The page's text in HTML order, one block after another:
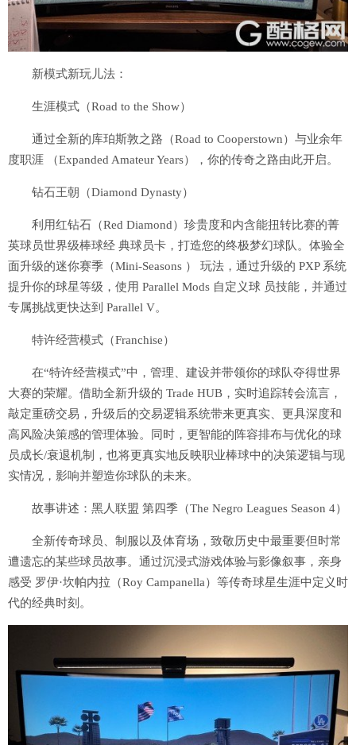
新模式新玩儿法：
生涯模式（Road to the Show）
通过全新的库珀斯敦之路（Road to Cooperstown）与业余年
度职涯 （Expanded Amateur Years），你的传奇之路由此开启。
钻石王朝（Diamond Dynasty）
利用红钻石（Red Diamond）珍贵度和内含能扭转比赛的菁
英球员世界级棒球经 典球员卡，打造您的终极梦幻球队。体验全
面升级的迷你赛季（Mini-Seasons ） 玩法，通过升级的 PXP 系统
提升你的球星等级，使用 Parallel Mods 自定义球 员技能，并通过
专属挑战更快达到 Parallel V。
特许经营模式（Franchise）
在“特许经营模式”中，管理、建设并带领你的球队夺得世界
大赛的荣耀。借助全新升级的 Trade HUB，实时追踪转会流言，
敲定重磅交易，升级后的交易逻辑系统带来更真实、更具深度和
高风险决策感的管理体验。同时，更智能的阵容排布与优化的球
员成长/衰退机制，也将更真实地反映职业棒球中的决策逻辑与现
实情况，影响并塑造你球队的未来。
故事讲述：黑人联盟 第四季（The Negro Leagues Season 4）
全新传奇球员、制服以及体育场，致敬历史中最重要但时常
遭遗忘的某些球员故事。通过沉浸式游戏体验与影像叙事，亲身
感受 罗伊·坎帕内拉（Roy Campanella）等传奇球星生涯中定义时
代的经典时刻。